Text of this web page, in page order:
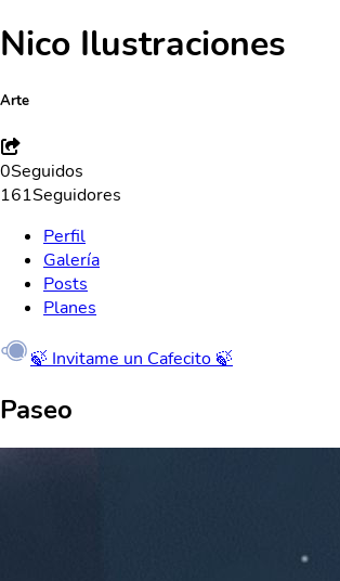
Nico Ilustraciones
Arte
0Seguidos
161Seguidores
Perfil
Galería
Posts
Planes
🍃 Invitame un Cafecito 🍃
Paseo